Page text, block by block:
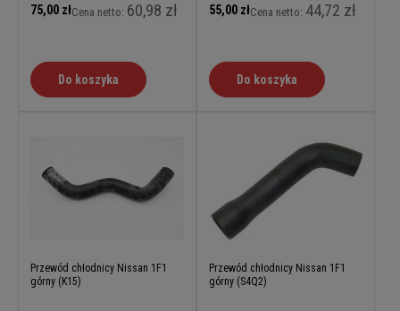
75,00 złCena netto: 60,98 zł
Do koszyka
55,00 złCena netto: 44,72 zł
Do koszyka
Przewód chłodnicy Nissan 1F1
górny (K15)
Przewód chłodnicy Nissan 1F1
górny (S4Q2)